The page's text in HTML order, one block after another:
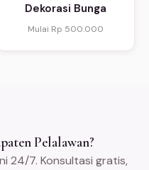
Dekorasi Bunga
Mulai Rp 500.000
Pelalawan?
24/7. Konsultasi gratis,